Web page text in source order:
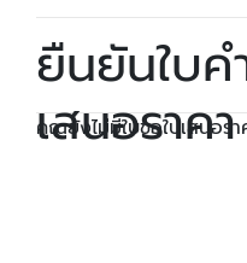
ยืนยันใบค
เสนอราค
คุณยังไม่มีใบขอใบเสนอรา